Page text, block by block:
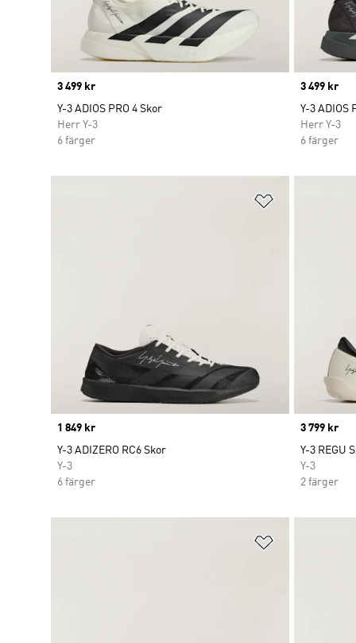
Price
3 499 kr
Y-3 ADIOS PRO 4 Skor
Herr Y-3
6 färger
Price
3 499 kr
Y-3 ADIOS
Herr Y-3
6 färger
Price
1 849 kr
Y-3 ADIZERO RC6 Skor
Y-3
6 färger
Price
3 799 kr
Y-3 REGU
Y-3
2 färger